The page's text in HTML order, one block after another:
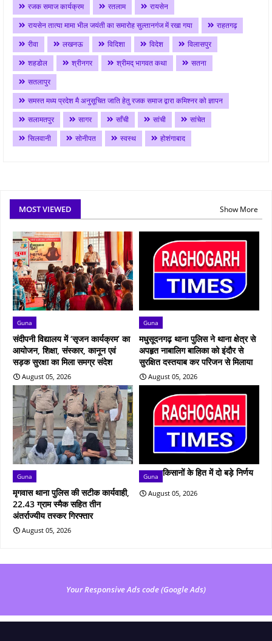
रजक समाज कार्यक्रम
रतलाम
रायसेन
रायसेन तात्या मामा भील जयंती का समारोह सुल्तानगंज में रखा गया
राहतगढ़
रीवा
लखनऊ विदिशा विदेश
विलासपुर
शहडोल
श्रीनगर श्रीमद् भागवत कथा
सतना
सतलापुर
समस्त मध्य प्रदेश मै अनुसूचित जाति हेतु रजक समाज द्वारा कमिश्नर को ज्ञापन
सलामतपुर
सागर साँची सांची
सांचेत
सिलवानी
सोनीपत स्वस्थ होशंगाबाद
MOST VIEWED Show More
Guna
संदीपनी विद्यालय में ‘सृजन कार्यक्रम’ का
आयोजन, शिक्षा, संस्कार, कानून एवं
सड़क सुरक्षा का मिला समग्र संदेश
August 05, 2026
Guna
मधुसूदनगढ़ थाना पुलिस ने थाना क्षेत्र से
अपहृत नाबालिग बालिका को इंदौर से
सुरक्षित दस्तयाब कर परिजन से मिलाया
August 05, 2026
Guna
मृगवास थाना पुलिस की सटीक कार्यवाही,
22.43 ग्राम स्मैक सहित तीन
अंतर्राज्यीय तस्कर गिरफ्तार
August 05, 2026
Guna किसानों के हित में दो बड़े निर्णय
August 05, 2026
Your Responsive Ads code (Google Ads)